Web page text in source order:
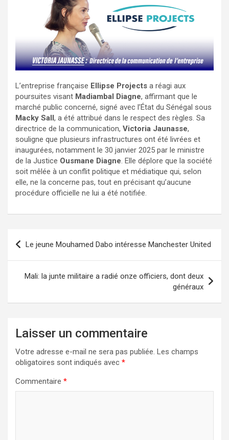
L’entreprise française Ellipse Projects a réagi aux
poursuites visant Madiambal Diagne, affirmant que le
marché public concerné, signé avec l’État du Sénégal sous
Macky Sall , a été attribué dans le respect des règles. Sa
directrice de la communication, Victoria Jaunasse,
souligne que plusieurs infrastructures ont été livrées et
inaugurées, notamment le 30 janvier 2025 par le ministre
de la Justice Ousmane Diagne. Elle déplore que la société
soit mêlée à un conflit politique et médiatique qui, selon
elle, ne la concerne pas, tout en précisant qu’aucune
procédure officielle ne lui a été notifiée.
Le jeune Mouhamed Dabo intéresse Manchester United
Mali: la junte militaire a radié onze officiers, dont deux
généraux
Laisser un commentaire
Votre adresse e-mail ne sera pas publiée. Les champs
obligatoires sont indiqués avec *
Commentaire *